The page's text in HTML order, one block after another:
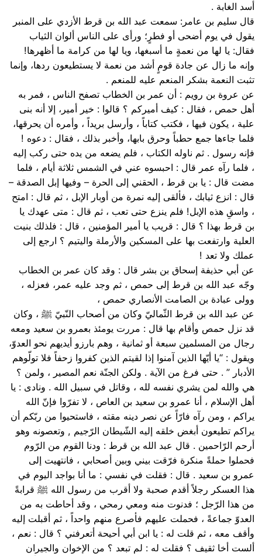
أسد الغابة .
قال سليم بن عامر: سمعت عبد الله بن قرط الأزدي على المنبر
يقول في يوم أضحى أو فطرٍ؛ ورأى على الناس ألوان الثياب
فقال: يا لها من نعمةٍ ما أسبغها، ويا لها من كرامة ما أظهرها!
وإنه ما زال عن جادة قومٍ أشد من نعمة لا يستطيعون ردها، وإنما
تثبت النعمة بشكر المنعم عليه للمنعم .
عن عروة بن رويم : أن عمر بن الخطاب تصفح الناس ، فمر به
أهل حمص ، فقال : كيف أميركم ؟ قالوا : خير أمير، إلا أنه بنى
علية ، يكون فيها ، فكتب كتاباً ، وأرسل بريداً ، وأمره أن يحرقها،
فلما جاءها جمع حطباً وحرق بابها، وأخبر بذلك ، فقال : دعوه !
فإنه رسول . ثم ناوله الكتاب ، فلم يضعه من يده حتى ركب إليه
، فلما رآه عمر قال : احبسوه عني في الشمس ثلاثة أيام ، فلما
مضت قال : يا بن قرط ، الحقني إلى الحرة – وفيها إبل الصدقة –
قال : انزع ثيابك ، فألقى إليه نمرة من أوبار الإبل ، ثم قال : امتح
، واسقِ هذه الإبل! فلم ينزع حتى تعب ، ثم قال : متى عهدك يا
بن قرط بهذا ؟ قال : قريب يا أمير المؤمنين ، قال : فلذلك بنيت
العلية وارتفعت بها على المسكين والأرملة واليتيم ؟ ارجع إلى
عملك ولا تعد !
عن أبي حذيفة إسحاق بن بشر قال : وقد كان عمر بن الخطاب
وجّه عبد الله بن قرط إلى حمص ، ثم وجد عليه عمر، فعزله ،
وولى عبادة بن الصامت الأنصاري حمص ،
عن عبد الله بن قرط الثّماليّ وكان من أصحاب النّبيّ ﷺ ، وكان
قد نزل حمص وأقام بها قال : مررت يومئذ بعمرو بن سعيد ومعه
رجال من المسلمين سبعة أو ثمانية ، وهم بارزو أيديهم نحو العدوّ،
ويقول : “يا أيّها الذين آمنوا إذا لقيتم الذين كفروا زحفاً فلا تولّوهم
الأدبار ” . حتى فرغ من الآية . ولكن الجنّة نعم المصير ، ولمن ؟
هي والله لمن يشري نفسه لله ، وقاتل في سبيل الله . ونادى : يا
أهل الإسلام ، أنا عمرو بن سعيد بن العاص ، لا تفرّوا فإنّ الله
يراكم ، ومن رآه فارّاً عن نصر دينه مقته ، فاستحيوا من ربّكم أن
يراكم تطيعون أبغض خلقه إليه الشّيطان الرّجيم , وتعصونه وهو
أرحم الرّاحمين . قال عبد الله بن قرط : ودنا القوم من الرّوم
فحملوا حملةً منكرة فرّقت بيني وبين أصحابي ، فانتهيت إلى
عمرو بن سعيد . قال : فقلت في نفسي : ما أنا بواجد اليوم في
هذا العسكر رجلاً أقدم صحبة ولا أقرب من رسول الله ﷺ قرابةً
من هذا الرّجل ؛ فدنوت منه ومعي رمحي ، وقد أحاطت به من
العدوّ جماعةً ، فحملت عليهم فأصرع منهم واحداً ، ثم أقبلت إليه
وأقف معه ، ثم قلت له : يا ابن أبي أحيحة أتعرفني ؟ قال : نعم ،
ألست أخا ثقيف ؟ فقلت له : لم تبعد ؟ من الإخوان والجيران